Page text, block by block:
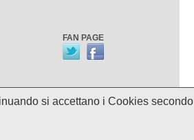
FAN PAGE
programmi potrebbero essere
si accettano i Cookies secondo